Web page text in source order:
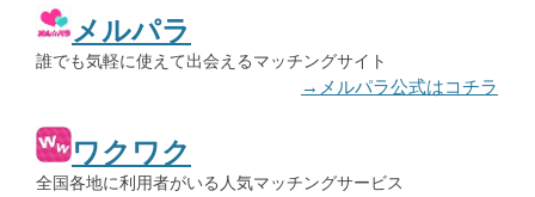
メルパラ
誰でも気軽に使えて出会えるマッチングサイト
→メルパラ公式はコチラ
ワクワク
全国各地に利用者がいる人気マッチングサービス